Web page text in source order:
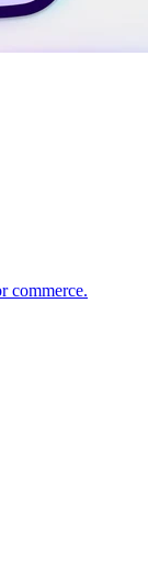
commerce.